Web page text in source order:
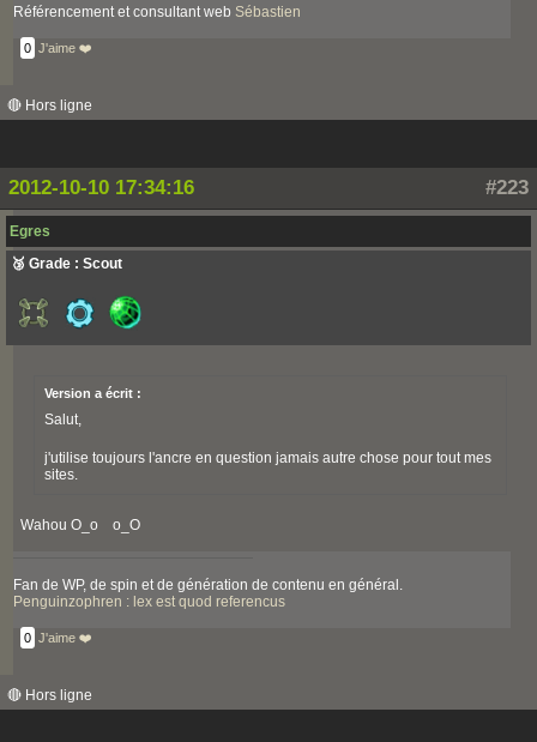
Référencement et consultant web Sébastien
0 J'aime ❤️
🔴 Hors ligne
#223
2012-10-10 17:34:16
Egres
🥉 Grade : Scout
Version a écrit :
Salut,
j'utilise toujours l'ancre en question jamais autre chose pour tout mes
sites.
Wahou O_o o_O
Fan de WP, de spin et de génération de contenu en général.
Penguinzophren : lex est quod referencus
0 J'aime ❤️
🔴 Hors ligne